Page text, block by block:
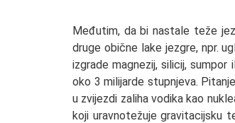
Međutim, da bi nastale teže
druge obične lake jezgre, npr.
izgrade magnezij, silicij,
oko 3 milijarde stupnjeva.
u zvijezdi zaliha vodika kao
koji uravnotežuje gravitacijsku